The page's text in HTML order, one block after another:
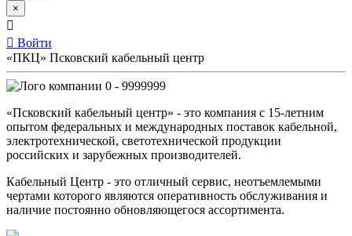
×
Войти
«ПКЦ» Псковский кабельный центр
0 - 9999999
«Псковский кабельный центр» - это компания с 15-летним
опытом федеральных и международных поставок кабельной,
электротехнической, светотехнической продукции
российских и зарубежных производителей.
Кабельный Центр - это отличный сервис, неотъемлемыми
чертами которого являются оперативность обслуживания и
наличие постоянно обновляющегося ассортимента.